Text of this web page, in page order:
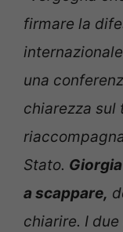
firmare la
una
chiarezza
Stato.
a scappare,
chiarire. I